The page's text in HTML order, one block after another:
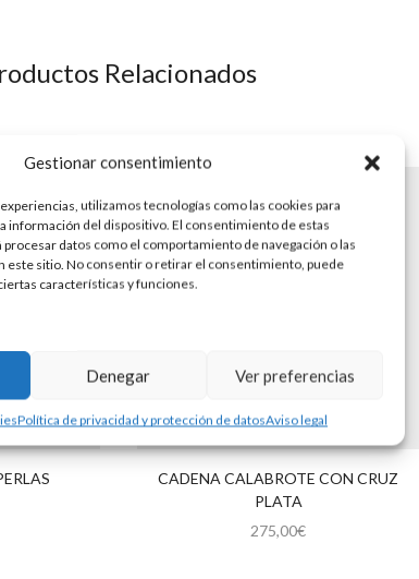
Gestionar consentimiento
utilizamos tecnologías como las cookies para
información del dispositivo. El consentimiento de estas
datos como el comportamiento de navegación o las
este sitio. No consentir o retirar el consentimiento, puede
características y funciones.
Denegar Ver preferencias
Política de privacidad y protección de datosAviso legal
Relacionados
CADENA CALABROTE CON CRUZ
PLATA
275,00€